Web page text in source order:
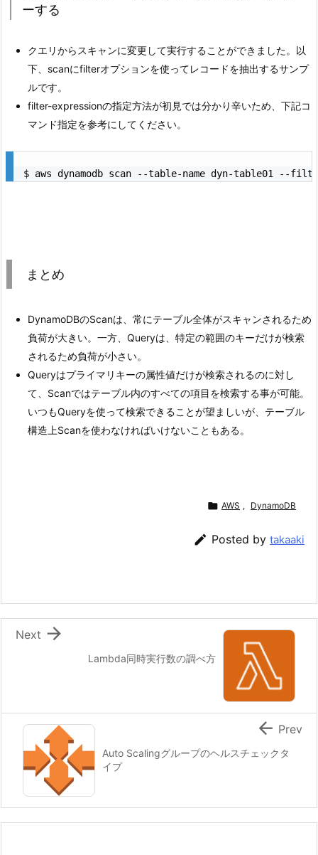
ーする
クエリからスキャンに変更して実行することができました。以
下、scanにfilterオプションを使ってレコードを抽出するサンプ
ルです。
filter-expressionの指定方法が初見では分かり辛いため、下記コ
マンド指定を参考にしてください。
$ aws dynamodb scan --table-name dyn-table01 --
まとめ
DynamoDBのScanは、常にテーブル全体がスキャンされるため
負荷が大きい。一方、Queryは、特定の範囲のキーだけが検索
されるため負荷が小さい。
Queryはプライマリキーの属性値だけが検索されるのに対し
て、Scanではテーブル内のすべての項目を検索する事が可能。
いつもQueryを使って検索できることが望ましいが、テーブル
構造上Scanを使わなければいけないこともある。
 AWS , DynamoDB
 Posted by takaaki
Lambda同時実行数の調べ方

Next
Auto Scalingグループのヘルスチェックタ
イプ
 Prev